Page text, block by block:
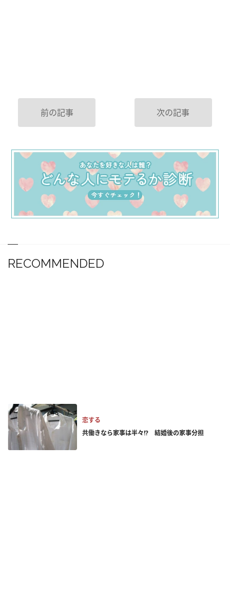
前の記事 次の記事
RECOMMENDED
恋する
共働きなら家事は半々!? 結婚後の家事分担